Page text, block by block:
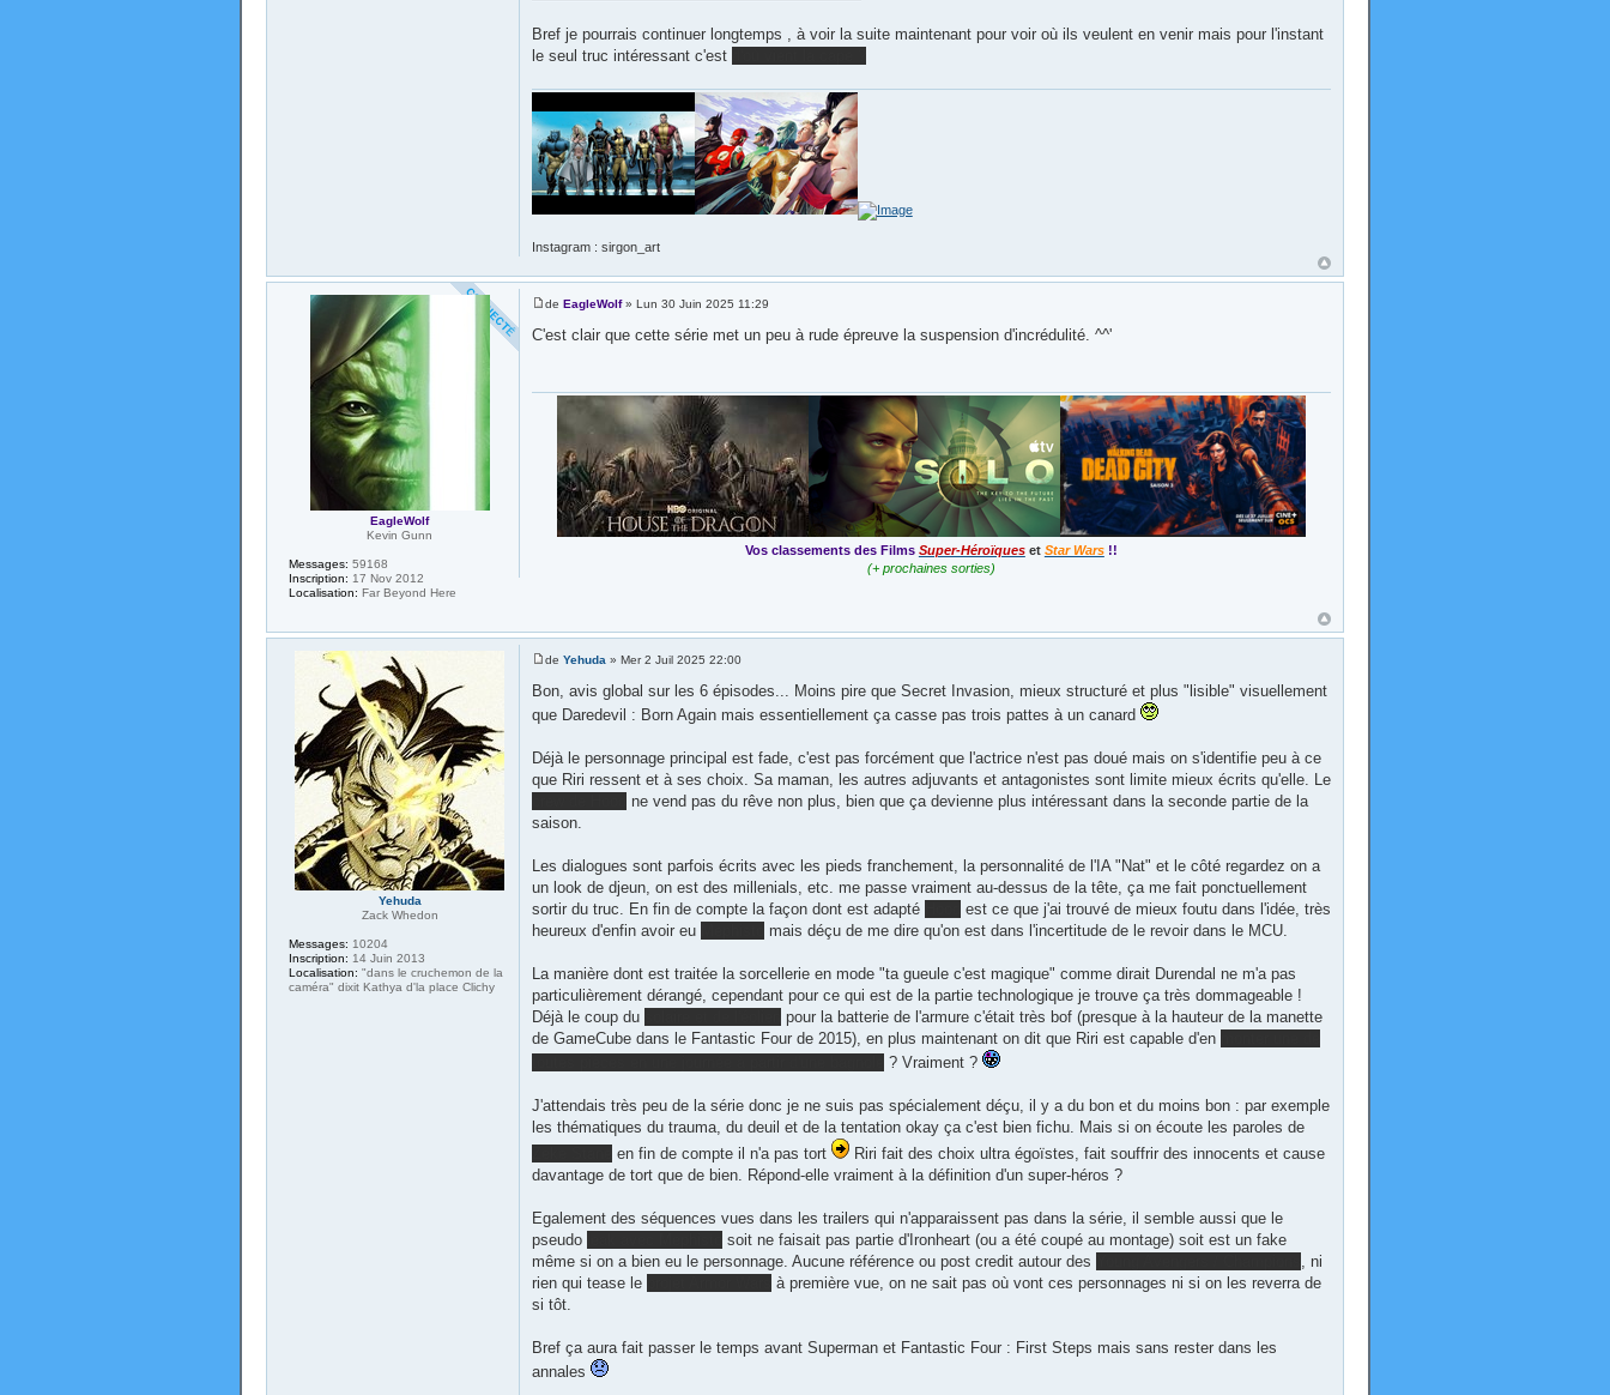
Bref je pourrais continuer longtemps , à voir la suite maintenant pour voir où ils veulent en venir mais pour l'instant
le seul truc intéressant c'est
Instagram : sirgon_art
de EagleWolf» Lun 30 Juin 2025 11:29
C'est clair que cette série met un peu à rude épreuve la suspension d'incrédulité. ^^'
Vos classements des Films Super-Héroïques et Star Wars !!
(+ prochaines sorties)
EagleWolf
Kevin Gunn
Messages: 59168
Inscription: 17 Nov 2012
Localisation: Far Beyond Here
de Yehuda » Mer 2 Juil 2025 22:00
Bon, avis global sur les 6 épisodes... Moins pire que Secret Invasion, mieux structuré et plus "lisible" visuellement
que Daredevil : Born Again mais essentiellement ça casse pas trois pattes à un canard
Déjà le personnage principal est fade, c'est pas forcément que l'actrice n'est pas doué mais on s'identifie peu à ce
que Riri ressent et à ses choix. Sa maman, les autres adjuvants et antagonistes sont limite mieux écrits qu'elle. Le
ne vend pas du rêve non plus, bien que ça devienne plus intéressant dans la seconde partie de la
saison.
Les dialogues sont parfois écrits avec les pieds franchement, la personnalité de l'IA "Nat" et le côté regardez on a
un look de djeun, on est des millenials, etc. me passe vraiment au-dessus de la tête, ça me fait ponctuellement
sortir du truc. En fin de compte la façon dont est adapté
est ce que j'ai trouvé de mieux foutu dans l'idée, très
heureux d'enfin avoir eu
mais déçu de me dire qu'on est dans l'incertitude de le revoir dans le MCU.
La manière dont est traitée la sorcellerie en mode "ta gueule c'est magique" comme dirait Durendal ne m'a pas
particulièrement dérangé, cependant pour ce qui est de la partie technologique je trouve ça très dommageable !
Déjà le coup du
pour la batterie de l'armure c'était très bof (presque à la hauteur de la manette
de GameCube dans le Fantastic Four de 2015), en plus maintenant on dit que Riri est capable d'en
? Vraiment ?
J'attendais très peu de la série donc je ne suis pas spécialement déçu, il y a du bon et du moins bon : par exemple
les thématiques du trauma, du deuil et de la tentation okay ça c'est bien fichu. Mais si on écoute les paroles de
en fin de compte il n'a pas tort
Riri fait des choix ultra égoïstes, fait souffrir des innocents et cause
davantage de tort que de bien. Répond-elle vraiment à la définition d'un super-héros ?
Egalement des séquences vues dans les trailers qui n'apparaissent pas dans la série, il semble aussi que le
pseudo
soit ne faisait pas partie d'Ironheart (ou a été coupé au montage) soit est un fake
même si on a bien eu le personnage. Aucune référence ou post credit autour des
, ni
rien qui tease le
à première vue, on ne sait pas où vont ces personnages ni si on les reverra de
si tôt.
Bref ça aura fait passer le temps avant Superman et Fantastic Four : First Steps mais sans rester dans les
annales
Yehuda
Zack Whedon
Messages: 10204
Inscription: 14 Juin 2013
Localisation: "dans le cruchemon de la
caméra" dixit Kathya d'la place Clichy